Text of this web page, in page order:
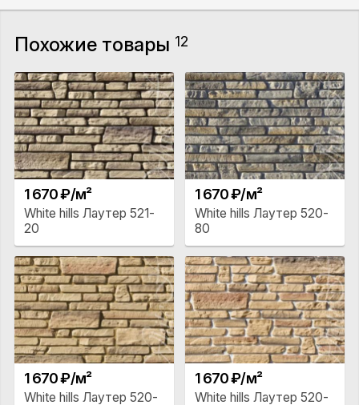
Похожие товары 12
1 670 ₽/м²
White hills Лаутер 521-
20
1 670 ₽/м²
White hills Лаутер 520-
80
1 670 ₽/м²
White hills Лаутер 520-
1 670 ₽/м²
White hills Лаутер 520-